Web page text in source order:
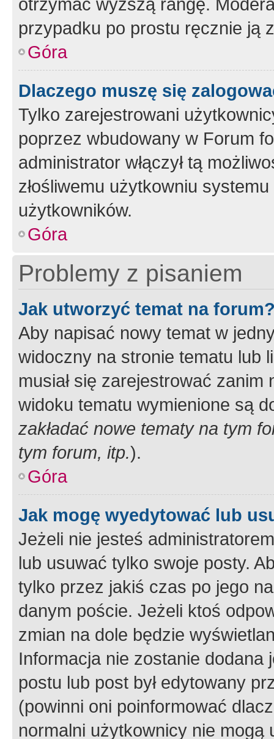
przypadku po prostu ręcznie ją
Góra
Dlaczego muszę się
Tylko zarejestrowani
poprzez wbudowany w Forum
administrator włączył tą
złośliwemu użytkowniu
użytkowników.
Góra
Problemy z pisaniem
Jak utworzyć temat na
Aby napisać nowy temat w
widoczny na stronie tematu lub
musiał się zarejestrować
widoku tematu wymienione są
zakładać nowe tematy na tym
tym forum, itp.).
Góra
Jak mogę wyedytować lub
Jeżeli nie jesteś
lub usuwać tylko swoje posty.
tylko przez jakiś czas po jego
danym poście. Jeżeli ktoś
zmian na dole będzie
Informacja nie zostanie dodana
postu lub post był edytowany
(powinni oni poinformować
normalni użytkownicy nie